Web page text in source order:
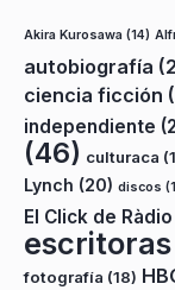
Akira Kurosawa (14)
autobiografía
ciencia ficción
independiente
(46) culturaca
Lynch (20) discos
El Click de
escritoras
fotografía (18)